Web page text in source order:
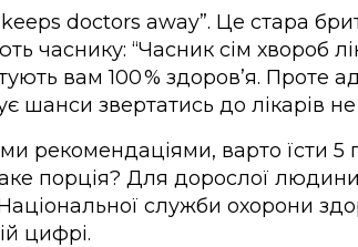
doctors away”. Це стара
часнику: “Часник сім хвороб
вам 100 % здоров’я. Проте
шанси звертатись до лікарів не
рекомендаціями, варто їсти 5
порція? Для дорослої
служби охорони
цифрі.